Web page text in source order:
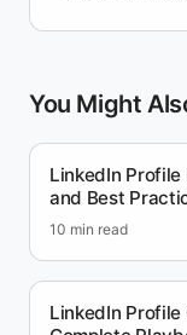
You Might
LinkedIn Profile
and Best
10 min read
LinkedIn